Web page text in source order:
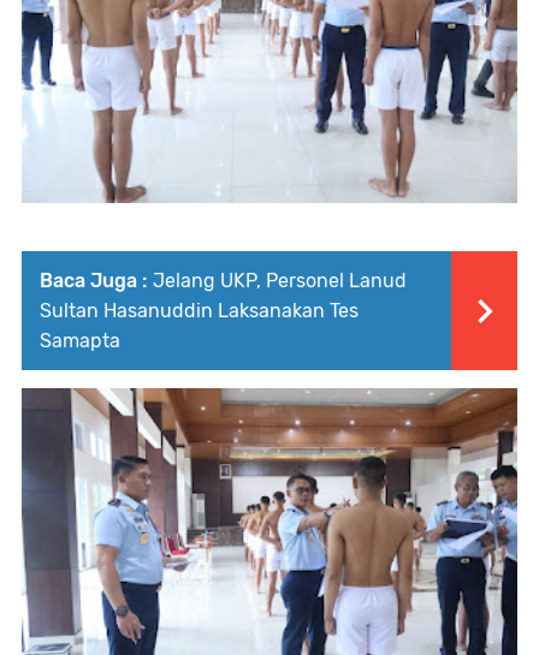
Baca Juga : Jelang UKP, Personel Lanud
Sultan Hasanuddin Laksanakan Tes
Samapta